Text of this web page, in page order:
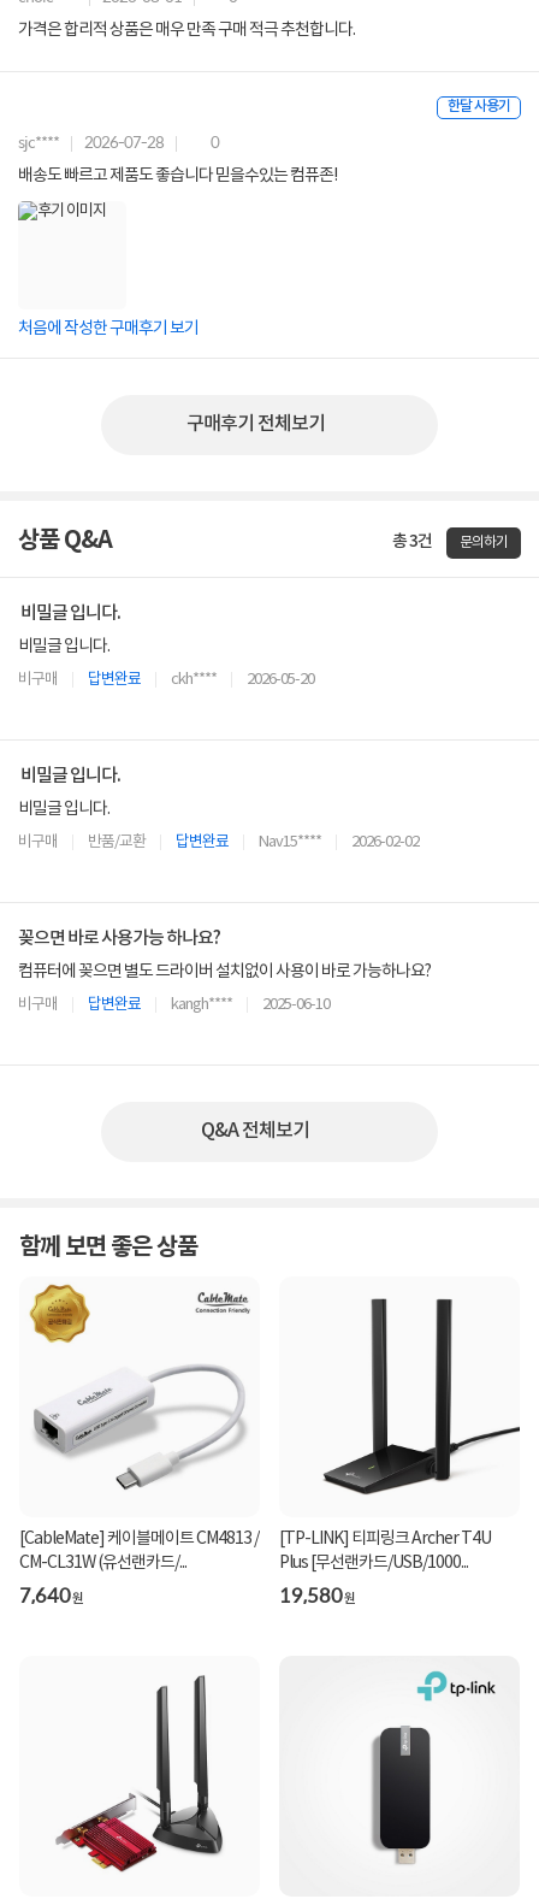
가격은 합리적 상품은 매우 만족 구매 적극 추천합니다.
한달 사용기
sjc**** 2026-07-28 0
배송도 빠르고 제품도 좋습니다 믿을수있는 컴퓨존!
처음에 작성한 구매후기 보기
구매후기 전체보기
상품 Q&A 총 3건 문의하기
비밀글 입니다.
비밀글 입니다.
비구매 답변완료 ckh**** 2026-05-20
비밀글 입니다.
비밀글 입니다.
비구매 반품/교환 답변완료 Nav15**** 2026-02-02
꽂으면 바로 사용가능 하나요?
컴퓨터에 꽂으면 별도 드라이버 설치없이 사용이 바로 가능하나요?
비구매 답변완료 kangh**** 2025-06-10
Q&A 전체보기
함께 보면 좋은 상품
[CableMate] 케이블메이트 CM4813 /
CM-CL31W (유선랜카드/...
7,640원
[TP-LINK] 티피링크 Archer T4U
Plus [무선랜카드/USB/1000...
19,580원